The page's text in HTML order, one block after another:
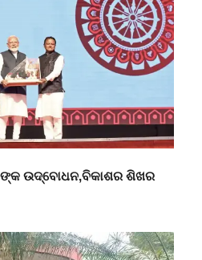
ଉଦ୍‌ବୋଧନ,ବିକାଶର ଶିଖର